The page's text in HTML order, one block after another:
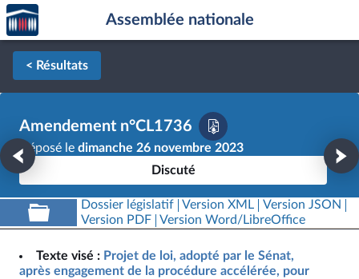
Aller au contenu
Aller en bas de la page
Accèder
à la
page
d'accueil
Assemblée nationale
< Résultats
Amendement n°CL1736
Déposé le dimanche 26 novembre 2023
Discuté
Dossier législatif Version XML
Version JSON
Version PDF
Version Word/LibreOffice
Texte visé : Projet de loi, adopté par le Sénat,
après engagement de la procédure accélérée, pour